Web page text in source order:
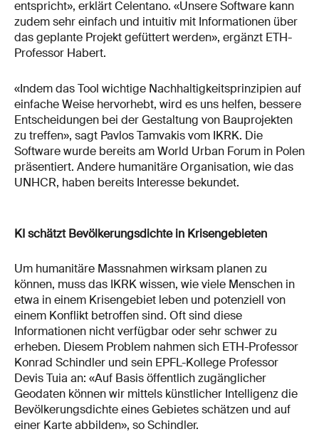
entspricht», erklärt Celentano. «Unsere Software kann
zudem sehr einfach und intuitiv mit Informationen über
das geplante Projekt gefüttert werden», ergänzt ETH-
Professor Habert.
«Indem das Tool wichtige Nachhaltigkeitsprinzipien auf
einfache Weise hervorhebt, wird es uns helfen, bessere
Entscheidungen bei der Gestaltung von Bauprojekten
zu treffen», sagt Pavlos Tamvakis vom IKRK. Die
Software wurde bereits am World Urban Forum in Polen
präsentiert. Andere humanitäre Organisation, wie das
UNHCR, haben bereits Interesse bekundet.
KI schätzt Bevölkerungsdichte in Krisengebieten
Um humanitäre Massnahmen wirksam planen zu
können, muss das IKRK wissen, wie viele Menschen in
etwa in einem Krisengebiet leben und potenziell von
einem Konflikt betroffen sind. Oft sind diese
Informationen nicht verfügbar oder sehr schwer zu
erheben. Diesem Problem nahmen sich ETH-Professor
Konrad Schindler und sein EPFL-Kollege Professor
Devis Tuia an: «Auf Basis öffentlich zugänglicher
Geodaten können wir mittels künstlicher Intelligenz die
Bevölkerungsdichte eines Gebietes schätzen und auf
einer Karte abbilden», so Schindler.